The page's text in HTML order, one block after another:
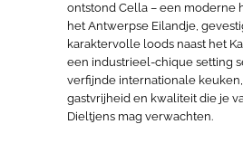
ontstond Cella – een moderne
het Antwerpse Eilandje,
karaktervolle loods naast het
een industrieel-chique setting
verfijnde internationale
gastvrijheid en kwaliteit die je
Dieltjens mag verwachten.